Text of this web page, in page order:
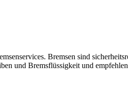
Bremsen sind
und Bremsflüssigkeit und